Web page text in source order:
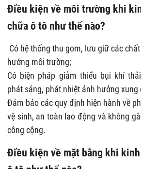
Điều kiện về môi trường khi
chữa ô tô như thế nào?
Có hệ thống thu gom, lưu giữ các
hưởng môi trường;
Có biện pháp giảm thiểu bụi khí
phát sáng, phát nhiệt ảnh hưởng xung
Đảm bảo các quy định hiện hành về
vệ sinh, an toàn lao động và không
công cộng.
Điều kiện về mặt bằng khi